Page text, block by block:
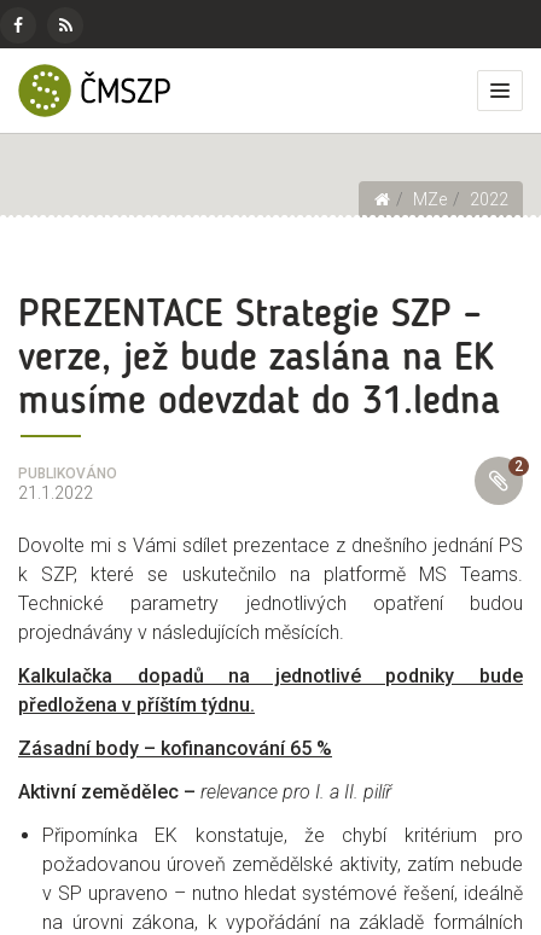
ČMSZP
Českomoravský
svaz
zemědělských
Menu
pro
sociální
sítě
Facebook
RSS
zdroj
Základní
menu
MZe 2022
PREZENTACE Strategie SZP –
verze, jež bude zaslána na EK
musíme odevzdat do 31.ledna
PUBLIKOVÁNO
21.1.2022
PŘÍLOHY
2
Dovolte mi s Vámi sdílet prezentace z dnešního jednání PS
k SZP, které se uskutečnilo na platformě MS Teams.
Technické parametry jednotlivých opatření budou
projednávány v následujících měsících.
Kalkulačka dopadů na jednotlivé podniky bude
předložena v příštím týdnu.
Zásadní body – kofinancování 65 %
Aktivní zemědělec – relevance pro I. a II. pilíř
Připomínka EK konstatuje, že chybí kritérium pro
požadovanou úroveň zemědělské aktivity, zatím nebude
v SP upraveno – nutno hledat systémové řešení, ideálně
na úrovni zákona, k vypořádání na základě formálních